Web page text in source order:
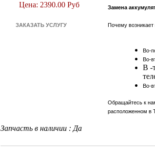
Цена: 2390.00 Руб Замена
Почему
Во-
Во-
В -
Во-
Обращайтесь к
расположенном в
Запчасть в наличии : Да